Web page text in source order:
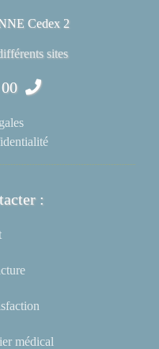
Cedex 2
sites
:
médical